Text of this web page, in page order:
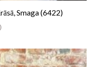
Smaga (6422)